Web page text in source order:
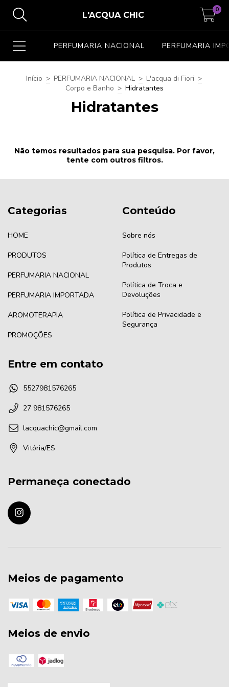
L'ACQUA CHIC
0
PERFUMARIA NACIONAL PERFUMARIA
Início > PERFUMARIA NACIONAL > L'acqua di Fiori >
Corpo e Banho > Hidratantes
Hidratantes
Não temos resultados para sua pesquisa. Por favor,
tente com outros filtros.
Categorias
HOME
PRODUTOS
PERFUMARIA NACIONAL
PERFUMARIA IMPORTADA
AROMOTERAPIA
PROMOÇÕES
Conteúdo
Sobre nós
Política de Entregas de
Produtos
Política de Troca e
Devoluções
Política de Privacidade e
Segurança
Entre em contato
5527981576265
27 981576265
lacquachic@gmail.com
Vitória/ES
Permaneça conectado
Meios de pagamento
Meios de envio